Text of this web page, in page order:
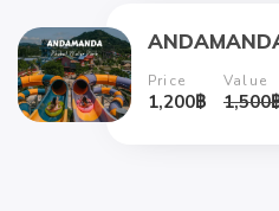
Price
1,200฿
Value
1,500